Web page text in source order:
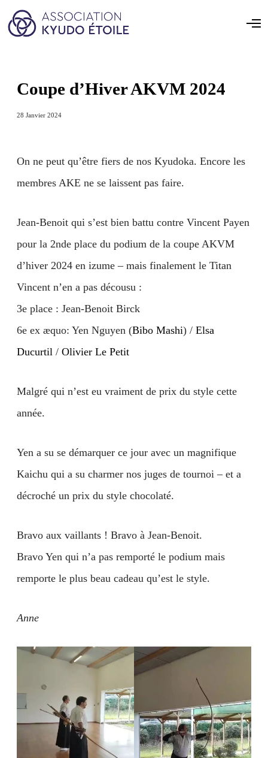
Coupe d’Hiver AKVM 2024
28 Janvier 2024
On ne peut qu’être fiers de nos Kyudoka. Encore les
membres AKE ne se laissent pas faire.
Jean-Benoit qui s’est bien battu contre Vincent Payen
pour la 2nde place du podium de la coupe AKVM
d’hiver 2024 en izume – mais finalement le Titan
Vincent n’en a pas décousu :
3e place : Jean-Benoit Birck
6e ex æquo: Yen Nguyen (Bibo Mashi) / Elsa
Ducurtil / Olivier Le Petit
Malgré qui n’est eu vraiment de prix du style cette
année.
Yen a su se démarquer ce jour avec un magnifique
Kaichu qui a su charmer nos juges de tournoi – et a
décroché un prix du style chocolaté.
Bravo aux vaillants ! Bravo à Jean-Benoit.
Bravo Yen qui n’a pas remporté le podium mais
remporte le plus beau cadeau qu’est le style.
Anne